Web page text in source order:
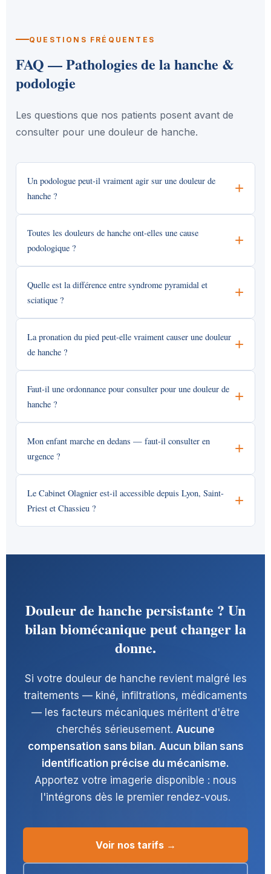
QUESTIONS FRÉQUENTES
FAQ — Pathologies de la hanche &
podologie
Les questions que nos patients posent avant de
consulter pour une douleur de hanche.
Un podologue peut-il vraiment agir sur une douleur de
hanche ?
Toutes les douleurs de hanche ont-elles une cause
podologique ?
Quelle est la différence entre syndrome pyramidal et
sciatique ?
La pronation du pied peut-elle vraiment causer une douleur
de hanche ?
Faut-il une ordonnance pour consulter pour une douleur de
hanche ?
Mon enfant marche en dedans — faut-il consulter en
urgence ?
Le Cabinet Olagnier est-il accessible depuis Lyon, Saint-
Priest et Chassieu ?
Douleur de hanche persistante ? Un
bilan biomécanique peut changer la
donne.
Si votre douleur de hanche revient malgré les
traitements — kiné, infiltrations, médicaments
— les facteurs mécaniques méritent d'être
cherchés sérieusement. Aucune
compensation sans bilan. Aucun bilan sans
identification précise du mécanisme.
Apportez votre imagerie disponible : nous
l'intégrons dès le premier rendez-vous.
Voir nos tarifs →